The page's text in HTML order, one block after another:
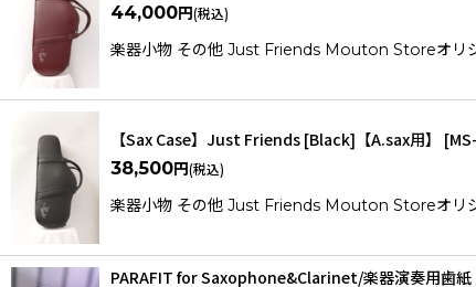
44,000円(税込)
楽器小物 その他 Just Friends Mouton Storeオリ
【Sax Case】Just Friends [Black]【A.sax用】 [
38,500円(税込)
楽器小物 その他 Just Friends Mouton Storeオリ
PARAFIT for Saxophone&Clarinet/楽器演奏用歯紙